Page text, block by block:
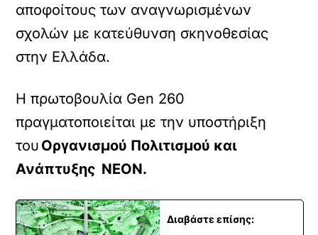
αποφοίτους των αναγνωρισμένων
σχολών με κατεύθυνση σκηνοθεσίας
στην Ελλάδα.
Η πρωτοβουλία Gen 260
πραγματοποιείται με την υποστήριξη
του Οργανισμού Πολιτισμού και
Ανάπτυξης ΝΕΟΝ.
Διαβάστε επίσης: